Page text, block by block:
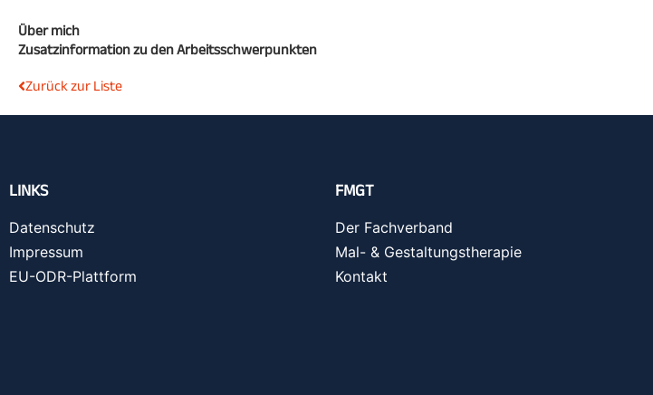
Über mich
Zusatzinformation zu den Arbeitsschwerpunkten
Zurück zur Liste
LINKS
Datenschutz
Impressum
EU-ODR-Plattform
FMGT
Der Fachverband
Mal- & Gestaltungstherapie
Kontakt